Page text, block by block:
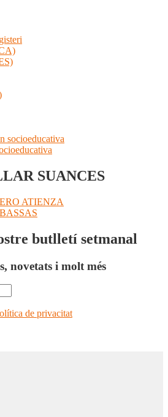
socioeducativa
SUANCES
ATIENZA
butlletí setmanal
novetats i molt més
de privacitat